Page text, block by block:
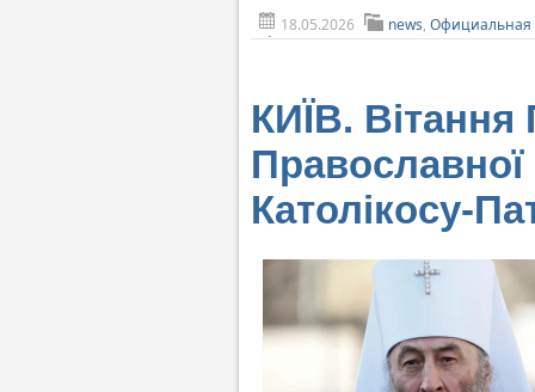
18.05.2026 news, Официальная
КИЇВ. Вітання
Католікосу-